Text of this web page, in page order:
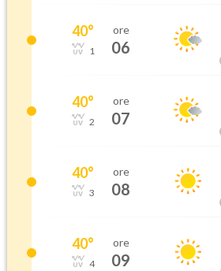
40°
1
ore
06
40°
2
ore
07
40°
3
ore
08
40°
4
ore
09